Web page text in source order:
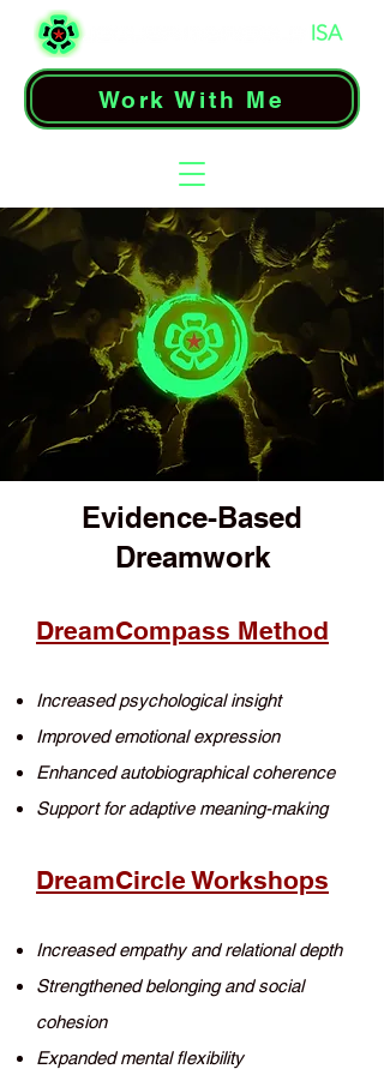
Work With Me
Evidence-Based
Dreamwork
DreamCompass Method​
Increased psychological insight
Improved emotional expression
Enhanced autobiographical coherence
Support for adaptive meaning-making
DreamCircle Workshops​
Increased empathy and relational depth
Strengthened belonging and social
cohesion
Expanded mental flexibility